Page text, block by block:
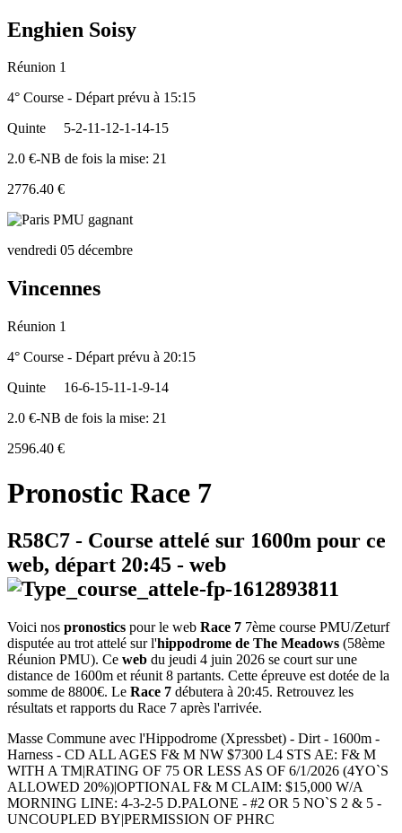
Enghien Soisy
Réunion 1
4° Course - Départ prévu à 15:15
Quinte
5-2-11-12-1-14-15
2.0 €-NB de fois la mise: 21
2776.40 €
vendredi 05 décembre
Vincennes
Réunion 1
4° Course - Départ prévu à 20:15
Quinte
16-6-15-11-1-9-14
2.0 €-NB de fois la mise: 21
2596.40 €
Pronostic Race 7
R58C7 - Course attelé sur 1600m pour ce
web, départ 20:45 - web
Voici nos pronostics pour le web Race 7 7ème course PMU/Zeturf
disputée au trot attelé sur l'hippodrome de The Meadows (58ème
Réunion PMU). Ce web du jeudi 4 juin 2026 se court sur une
distance de 1600m et réunit 8 partants. Cette épreuve est dotée de la
somme de 8800€. Le Race 7 débutera à 20:45. Retrouvez les
résultats et rapports du Race 7 après l'arrivée.
Masse Commune avec l'Hippodrome (Xpressbet) - Dirt - 1600m -
Harness - CD ALL AGES F& M NW $7300 L4 STS AE: F& M
WITH A TM|RATING OF 75 OR LESS AS OF 6/1/2026 (4YO`S
ALLOWED 20%)|OPTIONAL F& M CLAIM: $15,000 W/A
MORNING LINE: 4-3-2-5 D.PALONE - #2 OR 5 NO`S 2 & 5 -
UNCOUPLED BY|PERMISSION OF PHRC